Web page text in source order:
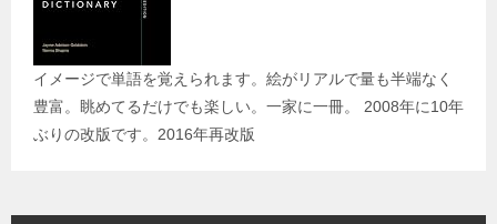
イメージで単語を覚えられます。絵がリアルで量も半端なく
豊富。眺めてるだけでも楽しい。一家に一冊。 2008年に10年
ぶりの改版です。2016年再改版